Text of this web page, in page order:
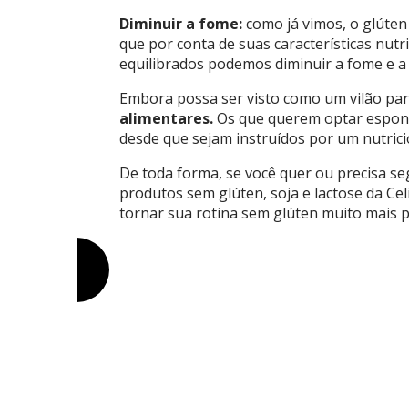
Diminuir a fome:como já vimos, o
que por conta de suas características
equilibrados podemos diminuir a fome e
Embora possa ser visto como um vilão
alimentares.Os que querem optar
desde que sejam instruídos por um
De toda forma, se você quer ou precisa
produtos sem glúten, soja e lactose da
tornar sua rotina sem glúten muito mais